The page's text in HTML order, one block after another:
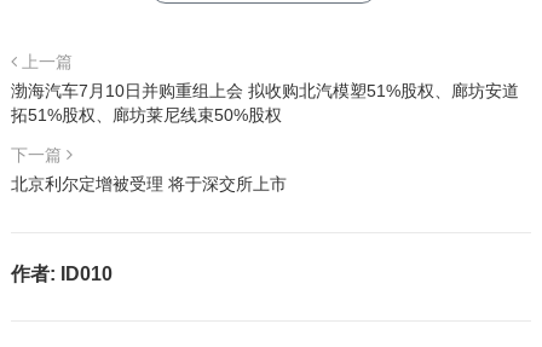
上一篇
渤海汽车7月10日并购重组上会 拟收购北汽模塑51%股权、廊坊安道
拓51%股权、廊坊莱尼线束50%股权
下一篇
北京利尔定增被受理 将于深交所上市
作者: ID010